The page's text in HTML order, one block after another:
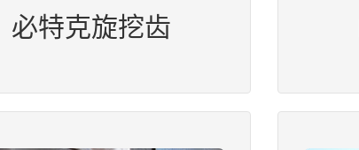
必特克旋挖齿